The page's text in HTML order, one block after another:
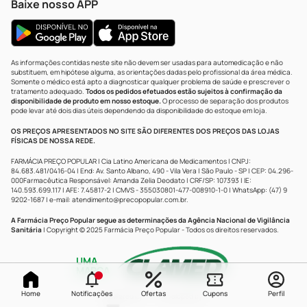
Home Notificações Ofertas Cupons Perfil
Baixe nosso APP
As informações contidas neste site não devem ser usadas para automedicação e não
substituem, em hipótese alguma, as orientações dadas pelo profissional da área médica.
Somente o médico está apto a diagnosticar qualquer problema de saúde e prescrever o
tratamento adequado. Todos os pedidos efetuados estão sujeitos à confirmação da
disponibilidade de produto em nosso estoque.O processo de separação dos produtos
pode levar até dois dias úteis dependendo da disponibilidade do estoque em loja.
OS PREÇOS APRESENTADOS NO SITE SÃO DIFERENTES DOS PREÇOS DAS LOJAS
FÍSICAS DE NOSSA REDE.
FARMÁCIA PREÇO POPULAR | Cia Latino Americana de Medicamentos | CNPJ:
84.683.481/0416-04 | End: Av. Santo Albano, 490 - Vila Vera | São Paulo - SP | CEP: 04.296-
000Farmacêutica Responsável: Amanda Zelia Deodato | CRF/SP: 107393 | IE:
140.593.699.117 | AFE: 7.45817-2 | CMVS - 355030801-477-008910-1-0 | WhatsApp: (47) 9
9202-1687 | e-mail: atendimento@precopopular.com.br.
A Farmácia Preço Popular segue as determinações da Agência Nacional de Vigilância
Sanitária | Copyright © 2025 Farmácia Preço Popular - Todos os direitos reservados.
UMA
MARCA
Powered by Developed by